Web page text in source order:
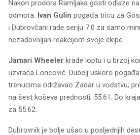
Nakon prodora Ramljaka gosti odlaze
odmora. Ivan Gulin pogađa tricu za
i Dubrovčani rade seriju 7:0 za samo
nezadovoljan reakcijom svoje ekipe.
Jamari Wheeler krade loptu i u brzoj
uzvraća Loncović. Dubelj uskoro
trenucima održavao Zadar u vodstvu;
na šest koševa prednosti; 55:61. Do
za 55:62.
Dubrovnik je bolje ušao u posljednjih